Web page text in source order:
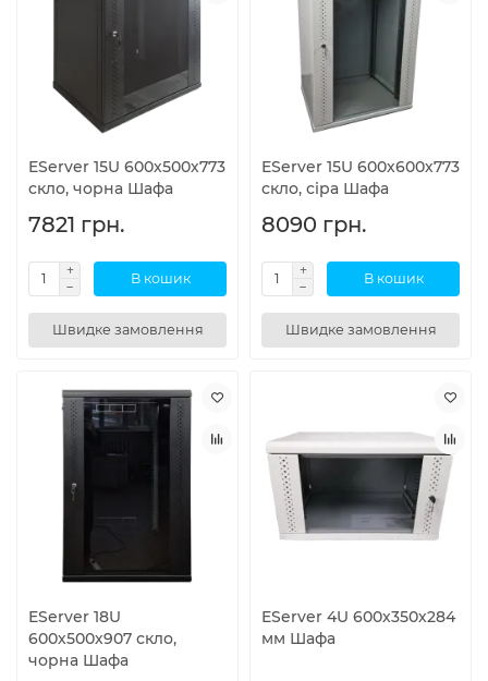
EServer 15U 600х500х773
скло, чорна Шафа
7821 грн.
В кошик
Швидке замовлення
EServer 15U 600х600х773
скло, сіра Шафа
8090 грн.
В кошик
Швидке замовлення
EServer 18U
600х500х907 скло,
чорна Шафа
EServer 4U 600х350х284
мм Шафа